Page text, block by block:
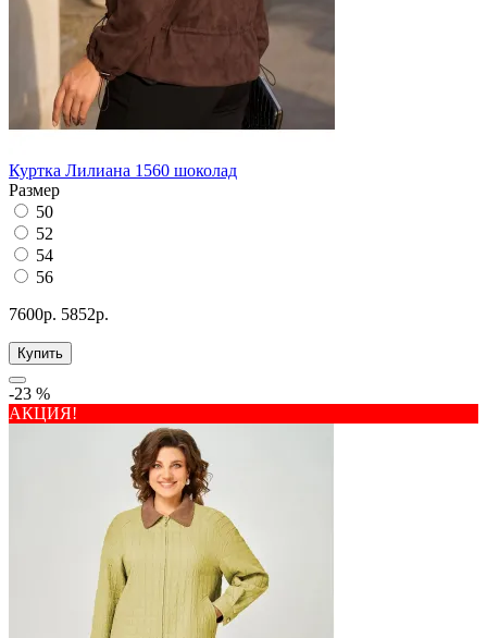
Куртка Лилиана 1560 шоколад
Размер
50
52
54
56
7600р. 5852р.
Купить
-23 %
АКЦИЯ!